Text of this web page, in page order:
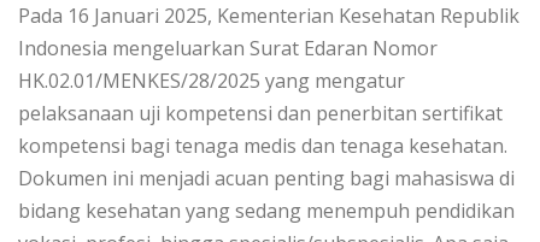
Pada 16 Januari 2025, Kementerian Kesehatan Republik
Indonesia mengeluarkan Surat Edaran Nomor
HK.02.01/MENKES/28/2025 yang mengatur
pelaksanaan uji kompetensi dan penerbitan sertifikat
kompetensi bagi tenaga medis dan tenaga kesehatan.
Dokumen ini menjadi acuan penting bagi mahasiswa di
bidang kesehatan yang sedang menempuh pendidikan